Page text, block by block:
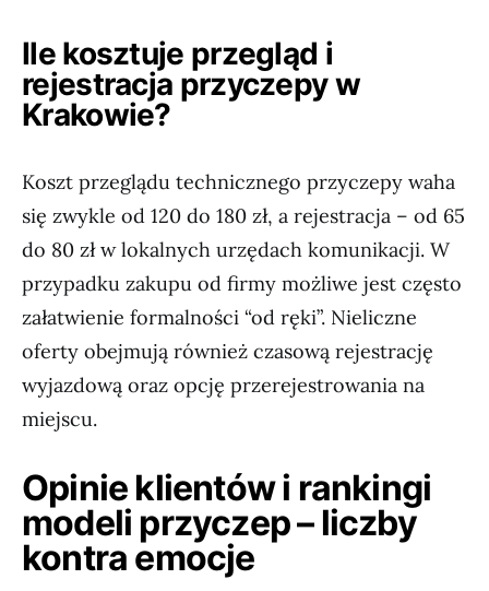
Ile kosztuje przegląd i
rejestracja przyczepy w
Krakowie?
Koszt przeglądu technicznego przyczepy waha
się zwykle od 120 do 180 zł, a rejestracja – od 65
do 80 zł w lokalnych urzędach komunikacji. W
przypadku zakupu od firmy możliwe jest często
załatwienie formalności “od ręki”. Nieliczne
oferty obejmują również czasową rejestrację
wyjazdową oraz opcję przerejestrowania na
miejscu.
Opinie klientów i rankingi
modeli przyczep – liczby
kontra emocje